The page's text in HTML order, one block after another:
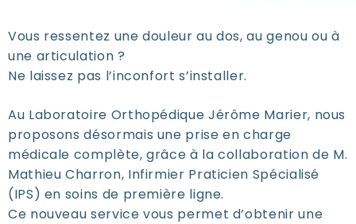
Vous ressentez une douleur au dos, au genou ou à
une articulation ?
Ne laissez pas l’inconfort s’installer.
Au Laboratoire Orthopédique Jérôme Marier, nous
proposons désormais une prise en charge
médicale complète, grâce à la collaboration de M.
Mathieu Charron, Infirmier Praticien Spécialisé
(IPS) en soins de première ligne.
Ce nouveau service vous permet d’obtenir une